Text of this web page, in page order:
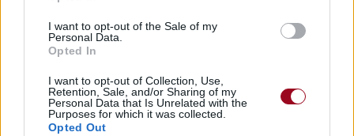
I want to opt-out of the Sale of my
Personal Data.
Opted In
I want to opt-out of Collection, Use,
Retention, Sale, and/or Sharing of my
Personal Data that Is Unrelated with the
Purposes for which it was collected.
Opted Out